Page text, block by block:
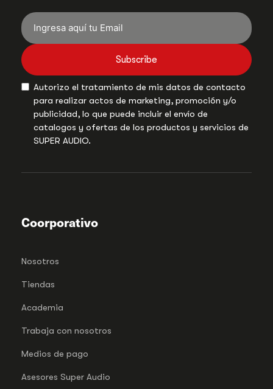
Subscribe
Autorizo el tratamiento de mis datos de contacto
para realizar actos de marketing, promoción y/o
publicidad, lo que puede incluir el envío de
catalogos y ofertas de los productos y servicios de
SUPER AUDIO.
Coorporativo
Nosotros
Tiendas
Academia
Trabaja con nosotros
Medios de pago
Asesores Super Audio